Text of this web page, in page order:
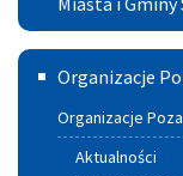
2030
przetwarzaniu
danych
Urzędzie
Szczuciński
Portal
Aktywnych
Organizacje
Organizacje
Aktualności